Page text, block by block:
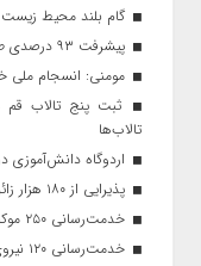
گام بلند محیط زیست
پیشرفت ۹۳ درصدی طرح نهضت ملی مسکن در قم
مومنی: انسجام ملی
ثبت پنج تالاب قم
تالاب‌ها
اردوگاه دانش‌آموزی
پذیرایی از ۱۸۰ هزار زائر اربعین در مسجد جمکران
خدمت‌رسانی ۲۵۰ موکب در مسیر پیاده‌روی اربعین در قم
خدمت‌رسانی ۱۲۰ نیروی هلال احمر قمی در اربعین